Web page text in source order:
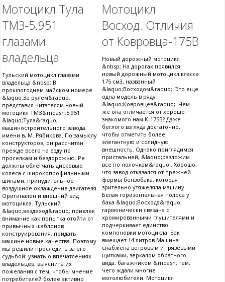
Мотоцикл Тула
ТМЗ-5.951
глазами
владельца
Тульский мотоцикл глазами
владельца &nbsp; В
прошлогоднем майском номере
&laquo;За рулем&raquo;
представил читателям новый
мотоцикл ТМЗ&mdash;5.951
&laquo;Тула&raquo;
машиностроительного завода
имени в, М. Рябикова. По замыслу
конструкторов, он рассчитан
прежде всего на езду по
проселкам и бездорожью. Ре
должны облегчать дисковые
колеса с широкопрофильными
шинами, принудительное
воздушное охлаждение двигателя.
Оригинален и внешний вид
мотоцикла. Тульский
&laquo;вездеход&raquo; привлек
внимание как попытка отойти от
привычных шаблонов
конструирования, придать
машине новые качества. Поэтому
мы решили проследить за его
судьбой: узнать о впечатлениях
владельцев, выяснить их
пожелания с тем, чтобы мнение
потребителей более активно
Мотоцикл
Восход. Отличия
от Ковровца-175В
Новый дорожный мотоцикл
&nbsp; На дорогах появился
новый дорожный мотоцикл класса
175 см3, названный
&laquo;Восходом&raquo;. Это еще
одна модель в ряду
&laquo;Ковровцев&raquo;. Чем
же она отличается от хорошо
знакомого нам К-175В? Даже
беглого взгляда достаточно,
чтобы отметить более
элегантную и солидную
внешность. Однако приглядимся
пристальней, &laquo;разложим
все по полочкам&raquo;. Хорошо,
что завод отказался от прежней
формы бензобака, которая
зрительно утяжеляла машину.
Белая горизонтальная полоса у
бака &laquo;Восхода&raquo;
гармонически связана с
хромированными глушителями и
подчеркивает единство
компоновки мотоцикла. Бак
вмещает 14 литров.Машина
снабжена ветровым и грязевыми
щитками, зеркалом обратного
вида, багажником &mdash; тем,
чего ждали многие
мотолюбители. Мотоцикл